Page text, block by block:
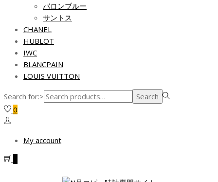
バロンブルー
サントス
CHANEL
HUBLOT
IWC
BLANCPAIN
LOUIS VUITTON
Search for:>
Search
0
My account